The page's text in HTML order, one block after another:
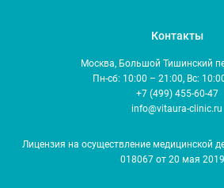
Контакты
Москва, Большой Тишинский
Пн-сб: 10:00 – 21:00, Вс:
+7 (499) 455-60-47
info@vitaura-clinic.ru
Лицензия на осуществление медицинской
018067 от 20 мая 2019